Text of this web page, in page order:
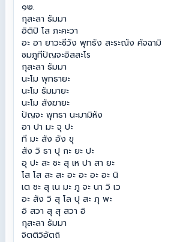
๑๒.
กุสะลา ธัมมา
อิติปิ โส ภะคะวา
อะ อา ยาวะชีวัง พุทธัง สะระณัง คัจฉามิ
ชมภูทีปัญจะอิสสะโร
กุสะลา ธัมมา
นะโม พุทธายะ
นะโม ธัมมายะ
นะโม สังฆายะ
ปัญจะ พุทธา นะมามิหัง
อา ปา มะ จุ ปะ
ที มะ สัง อัง ขุ
สัง วิ ธา ปุ กะ ยะ ปะ
อุ ปะ สะ ชะ สุ เห ปา สา ยะ
โส โส สะ สะ อะ อะ อะ อะ นิ
เต ชะ สุ เน มะ ภู จะ นา วิ เว
อะ สัง วิ สุ โล ปุ สะ ภุ พะ
อิ สวา สุ สุ สวา อิ
กุสะลา ธัมมา
จิตติวิอัตถิ